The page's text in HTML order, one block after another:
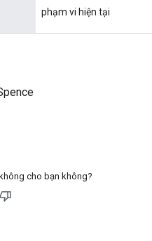
phạm vi hiện tại
cho bạn không?